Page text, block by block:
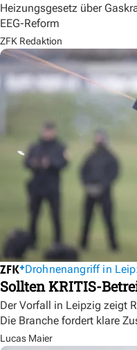
Heizungsgesetz über
EEG-Reform
ZFK Redaktion
Drohnenangriff in
Sollten KRITIS-
Der Vorfall in Leipzig zeigt
Die Branche fordert klare
Lucas Maier